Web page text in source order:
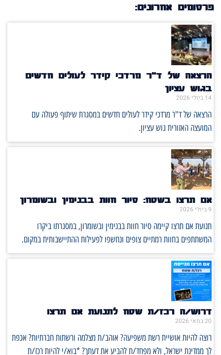
פרסומים אחרונים:
הרצאה של ד"ר מרדכי קידר לעולים חדשים
בגוש עציון
14 ביולי 2026
הרצאה של ד"ר מרדכי קידר לעולים חדשים במסגרת שיתוף פעולה עם
המועצה האזורית גוש עציון.
אם תרצו בשטח: סיור חוות בבנימין ובשומרון
9 ביולי 2026
תנועת אם תרצו קיימה סיור חוות בבנימין ובשומרון, במסגרתו ביקרו
המשתתפים בחוות רמתיים צופים ונחשפו לפעילות ההתיישבותית במקום.
דרוש/ה רכז/ת שטח לתנועת אם תרצו
20 במאי 2026
רוצה להיות אושיית רשת משפיעה? אוהב/ת מצלמה ורשתות חברתיות? אכפת
לך ממדינת ישראל, ולא מפחד/ת להביע את דעתך? *בוא/י להיות רכז/ת